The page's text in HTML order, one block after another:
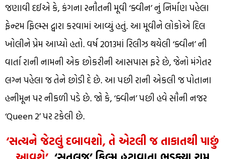
જણાવી દઈએ કે, કંગના રનૌતની મૂવી ‘ક્વીન’ નું નિર્માણ પહેલા
ફેન્ટમ ફિલ્મ્સ દ્વારા કરવામાં આવ્યું હતું. આ મૂવીને લોકોએ દિલ
ખોલીને પ્રેમ આપ્યો હતો. વર્ષ 2013માં રિલીઝ થયેલી ‘ક્વીન’ ની
વાર્તા રાની નામની એક છોકરીની આસપાસ ફરે છે, જેનો મંગેતર
લગ્ન પહેલા જ તેને છોડી દે છે. આ પછી રાની એકલી જ પોતાના
હનીમૂન પર નીકળી પડે છે. જો કે, ‘ક્વીન’ પછી હવે સૌની નજર
‘Queen 2’ પર ટકેલી છે.
‘સત્યને જેટલું દબાવશો, તે એટલી જ તાકાતથી પાછું